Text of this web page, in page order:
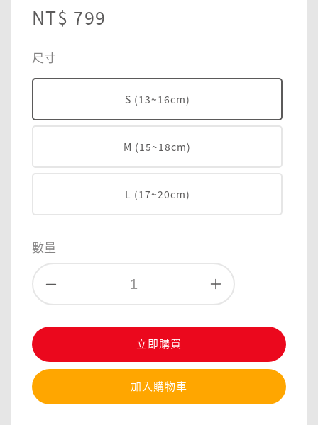
Regular
NT$ 799
尺寸
S (13~16cm)
M (15~18cm)
L (17~20cm)
數量
立即購買
加入購物車